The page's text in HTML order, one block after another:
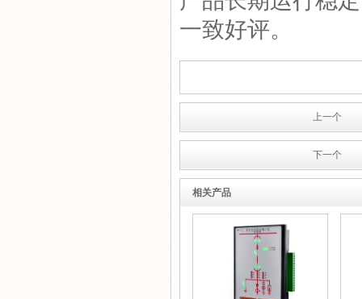
一致好评。
上一个
下一个
相关产品